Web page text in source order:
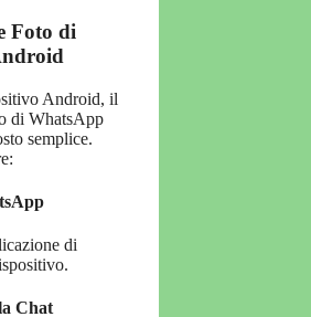
Foto di
Android, il
di WhatsApp
semplice.
di
Chat